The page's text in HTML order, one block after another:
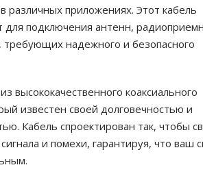
различных приложениях. Этот кабель
для подключения антенн,
требующих надежного и безопасного
высококачественного коаксиального
известен своей долговечностью и
Кабель спроектирован так, чтобы
и помехи, гарантируя, что ваш